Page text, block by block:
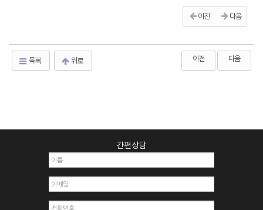
이전 다음
목록 위로 이전 다음
간편상담